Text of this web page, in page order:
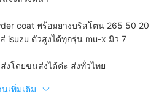
coat พร้อมยางบริสโตน 265 50 20
isuzu ตัวสูงได้ทุกรุ่น mu-x มิว 7
งโดยขนส่งได้ค่ะ ส่งทั่วไทย
นเพิ่มเติม